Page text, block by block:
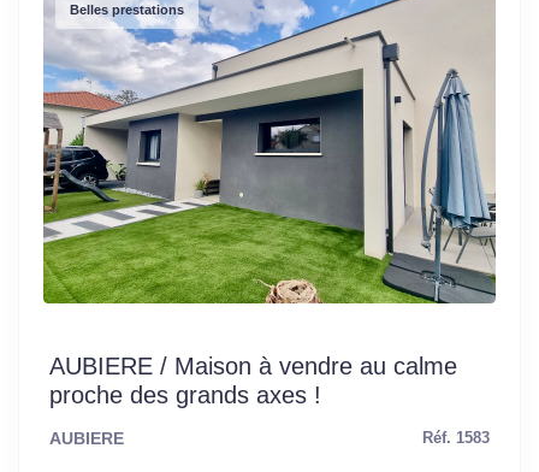
Belles prestations
AUBIERE / Maison à vendre au calme
proche des grands axes !
AUBIERE Réf. 1583